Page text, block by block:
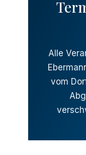
Alle
vom